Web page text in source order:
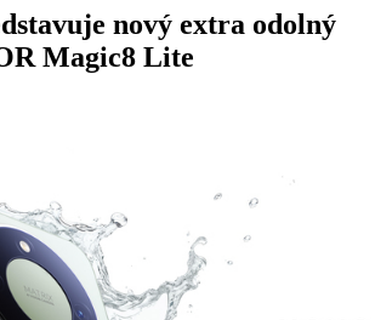
nový extra odolný
Magic8 Lite